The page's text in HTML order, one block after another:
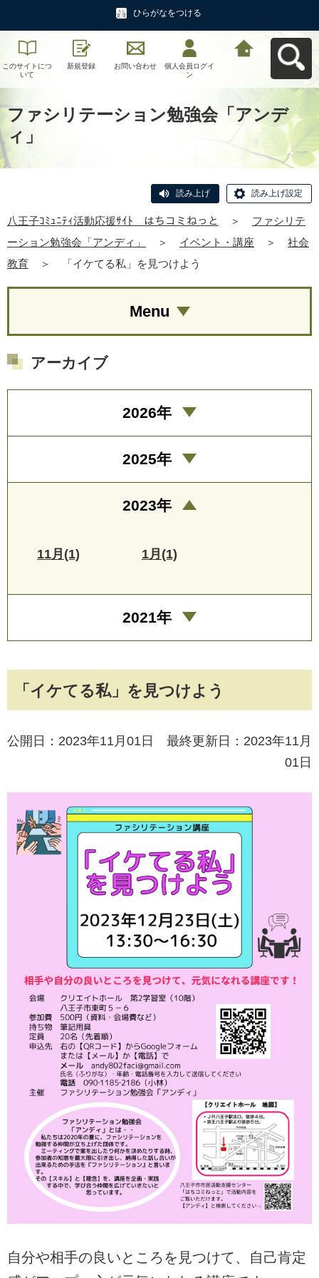
ひらがなをつける
このサイトにつ
いて
新規登録 お問い合わせ
個人会員ログイ
ン
ファシリテーション勉強会「アンデ
ィ」
読み上げ 読み上げ設定
八王子ｺﾐｭﾆﾃｨ活動応援ｻｲﾄ はちコミねっと ＞
ファシリテ
ーション勉強会「アンディ」
＞ イベント・講座 ＞
社会
教育
＞ 「イケてる私」を見つけよう
「イケてる私」を見つけよう
公開日：2023年11月01日 最終更新日：2023年11月
01日
自分や相手の良いところを見つけて、自己肯定
Menu
アーカイブ
2026年
2025年
2023年
11月(1) 1月(1)
2021年